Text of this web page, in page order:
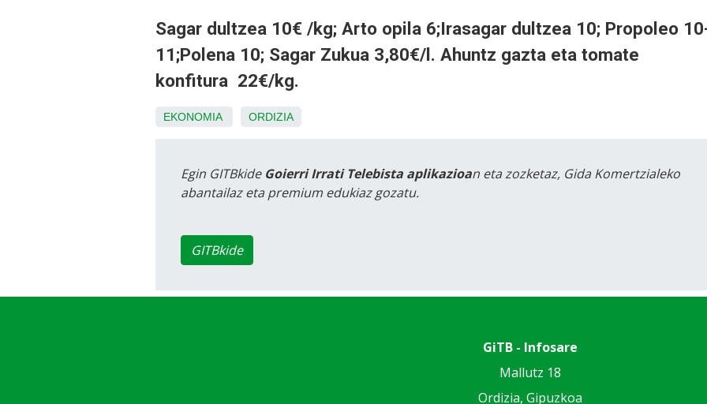
Sagar dultzea 10€ /kg; Arto opila 6;Irasagar dultzea 10; Propoleo
11;Polena 10; Sagar Zukua 3,80€/l. Ahuntz gazta eta tomate
konfitura 22€/kg.
EKONOMIA ORDIZIA
Egin GITBkide Goierri Irrati Telebista aplikazioan eta zozketaz, Gida Komertzialeko
abantailaz eta premium edukiaz gozatu.
GITBkide
GiTB - Infosare
Mallutz 18
Ordizia, Gipuzkoa